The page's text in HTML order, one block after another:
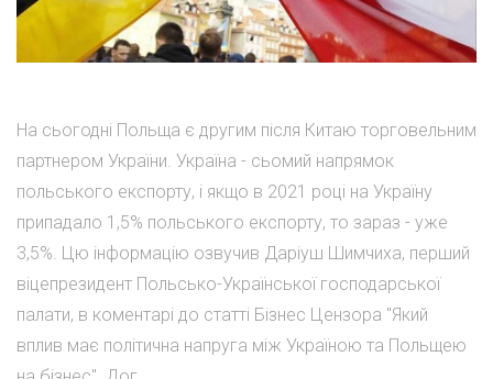
На сьогодні Польща є другим після Китаю торговельним
партнером України. Україна - сьомий напрямок
польського експорту, і якщо в 2021 році на Україну
припадало 1,5% польського експорту, то зараз - уже
3,5%. Цю інформацію озвучив Даріуш Шимчиха, перший
віцепрезидент Польсько-Української господарської
палати, в коментарі до статті Бізнес Цензора "Який
вплив має політична напруга між Україною та Польщею